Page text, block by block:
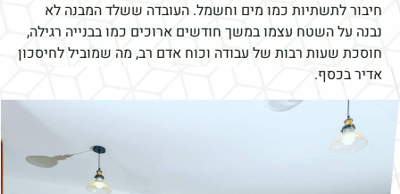
חיבור לתשתיות כמו מים וחשמל. העובדה ששלד המבנה לא
נבנה על השטח עצמו במשך חודשים ארוכים כמו בבנייה רגילה,
חוסכת שעות רבות של עבודה וכוח אדם רב, מה שמוביל לחיסכון
אדיר בכסף.